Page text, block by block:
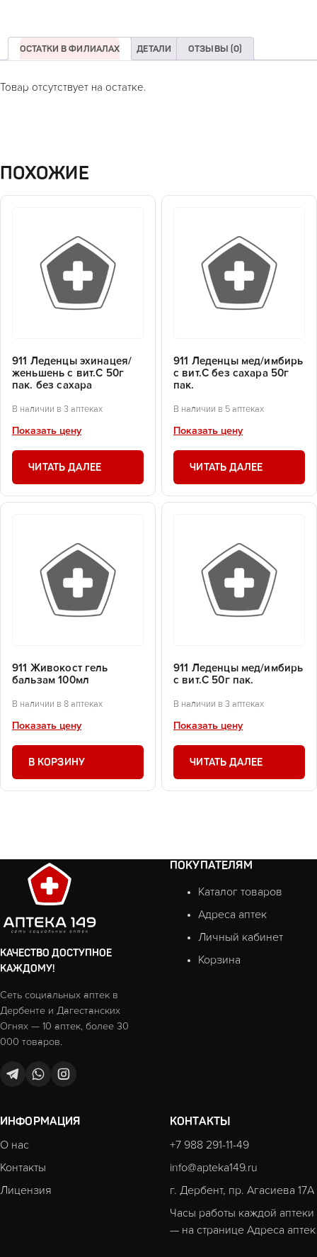
ОСТАТКИ В ФИЛИАЛАХ ДЕТАЛИ ОТЗЫВЫ (0)
Товар отсутствует на остатке.
ПОХОЖИЕ
911 Леденцы эхинацея/
женьшень с вит.С 50г
пак. без сахара
В наличии в 3 аптеках
Показать цену
ЧИТАТЬ ДАЛЕЕ
911 Леденцы мед/имбирь
с вит.С без сахара 50г
пак.
В наличии в 5 аптеках
Показать цену
ЧИТАТЬ ДАЛЕЕ
911 Живокост гель
бальзам 100мл
В наличии в 8 аптеках
Показать цену
В КОРЗИНУ
911 Леденцы мед/имбирь
с вит.С 50г пак.
В наличии в 3 аптеках
Показать цену
ЧИТАТЬ ДАЛЕЕ
КАЧЕСТВО ДОСТУПНОЕ
КАЖДОМУ!
Сеть социальных аптек в
Дербенте и Дагестанских
Огнях — 10 аптек, более 30
000 товаров.
ПОКУПАТЕЛЯМ
Каталог товаров
Адреса аптек
Личный кабинет
Корзина
ИНФОРМАЦИЯ
О нас
Контакты
Лицензия
КОНТАКТЫ
+7 988 291-11-49
info@apteka149.ru
г. Дербент, пр. Агасиева 17А
Часы работы каждой аптеки
— на странице Адреса аптек